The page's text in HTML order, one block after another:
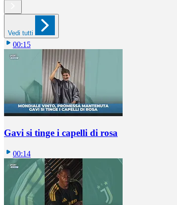
Vedi tutti
00:15
Gavi si tinge i capelli di rosa
00:14